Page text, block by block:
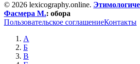
© 2026 lexicography.online.
Фасмера М.: обора
Пользовательское соглашениеКонтакты
А
Б
В